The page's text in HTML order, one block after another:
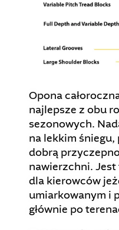
Opona
najlepsze z obu
sezonowych.
na lekkim
dobrą
nawierzchni.
dla kierowców
umiarkowanym i
głównie po